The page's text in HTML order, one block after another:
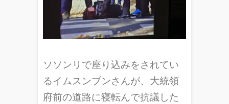
ソソンリで座り込みをされてい
るイムスンブンさんが、大統領
府前の道路に寝転んで抗議した